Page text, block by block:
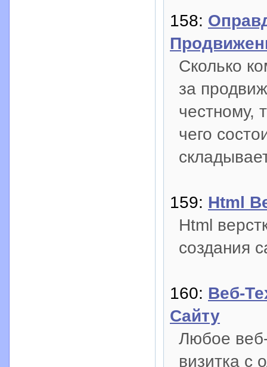
158:
Сколько
за
честному,
чего
159: Html
Html
создания
160: Веб-
Сайту
Любое
визитка с